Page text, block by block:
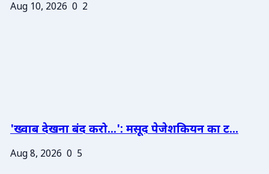
Aug 10, 2026 0 2
'ख्वाब देखना बंद करो...': मसूद पेजेशकियन का ट...
Aug 8, 2026 0 5